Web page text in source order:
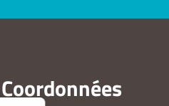
Coordonnées